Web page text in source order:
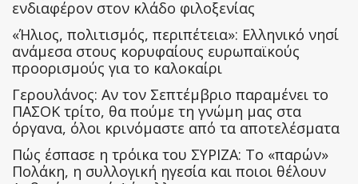
ενδιαφέρον στον κλάδο φιλοξενίας
«Ήλιος, πολιτισμός, περιπέτεια»: Ελληνικό νησί
ανάμεσα στους κορυφαίους ευρωπαϊκούς
προορισμούς για το καλοκαίρι
Γερουλάνος: Αν τον Σεπτέμβριο παραμένει το
ΠΑΣΟΚ τρίτο, θα πούμε τη γνώμη μας στα
όργανα, όλοι κρινόμαστε από τα αποτελέσματα
Πώς έσπασε η τρόικα του ΣΥΡΙΖΑ: Το «παρών»
Πολάκη, η συλλογική ηγεσία και ποιοι θέλουν